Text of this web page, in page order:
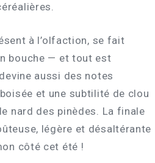
à l’olfaction, se fait
bouche — et tout est
aussi des notes
et une subtilité de clou
nard des pinèdes. La finale
légère et désaltérante
côté cet été !